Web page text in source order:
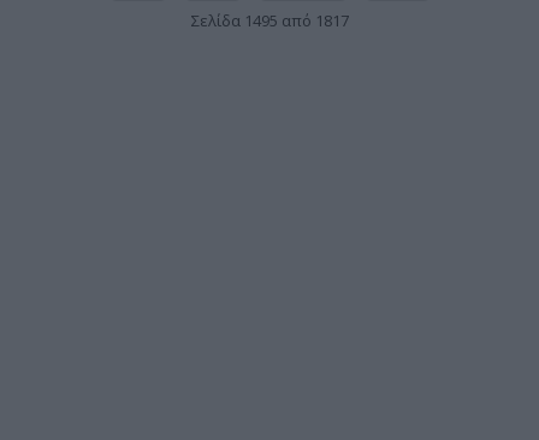
Σελίδα 1495 από 1817